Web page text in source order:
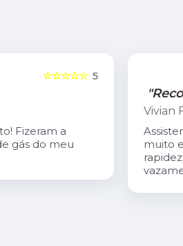
5
☆☆☆☆☆
Fizeram a
gás do meu
Vivian
muito